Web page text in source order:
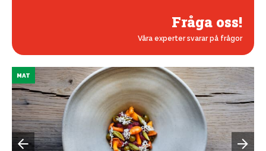
Fråga oss!
Våra experter svarar på frågor
MAT